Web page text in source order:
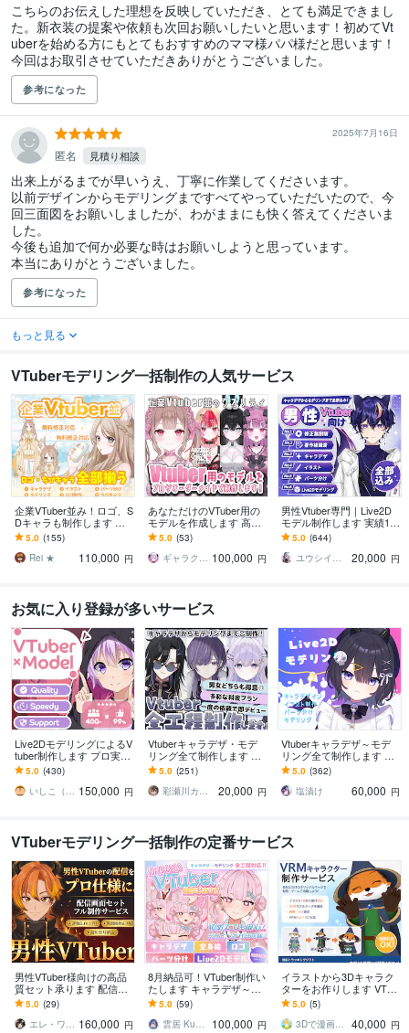
こちらのお伝えした理想を反映していただき、とても満足できまし
た。新衣装の提案や依頼も次回お願いしたいと思います！初めてVt
uberを始める方にもとてもおすすめのママ様パパ様だと思います！
今回はお取引させていただきありがとうございました。
参考になった
2025年7月16日
匿名 見積り相談
出来上がるまでが早いうえ、丁寧に作業してくださいます。
以前デザインからモデリングまですべてやっていただいたので、今
回三面図をお願いしましたが、わがままにも快く答えてくださいま
した。
今後も追加で何か必要な時はお願いしようと思っています。
本当にありがとうございました。
参考になった
もっと見る
VTuberモデリング一括制作の人気サービス
企業VTuber並み！ロゴ、S
Dキャラも制作します デ
ビュー徹底サポート！満
足いくまで修正無制限、
著作権譲渡
5.0 (155)
Rei ★
110,000 円
あなただけのVTuber用の
モデルを作成します 高ク
オリティな自分だけのモ
デルを作成させていただ
きます！
5.0 (53)
ギャラクシー 伊藤 100,000 円
男性Vtuber専門｜Live2D
モデル制作します 実績17
00件以上｜全工程対応・
著作権譲渡込｜初心者も
安心
5.0 (644)
ユウシイ＠Vtuber制作
20,000 円
お気に入り登録が多いサービス
Live2DモデリングによるV
tuber制作します プロ実績
7年以上のLive2Dモデリン
グによるVtuber
5.0 (430)
いしこ（ISHICO） 150,000 円
Vtuberキャラデザ・モデ
リング全て制作します 男
性女性キャラどちらも得
意です♪イラストのみモデ
リングのみ可
5.0 (251)
彩瀬川カトレア
20,000 円
Vtuberキャラデザ～モデ
リング全て制作します イ
ラストのみ・モデリング
のみのご依頼も可能で
す。
5.0 (362)
塩漬け
60,000 円
VTuberモデリング一括制作の定番サービス
男性VTuber様向けの高品
質セット承ります 配信画
面/背景/ネームロゴ/離席
中/待機中/OP/EDセット
5.0 (29)
エレ・ワークス｜Vtuber制作 160,000 円
8月納品可！VTuber制作い
たします キャラデザ～モ
デリングまで一括対応可
能!!
5.0 (59)
雲居 Kumoi
100,000 円
イラストから3Dキャラク
ターをお作りします VTub
erや動画配信用のアバタ
ーを制作します
5.0 (5)
3Dで漫画を作ろう
40,000 円